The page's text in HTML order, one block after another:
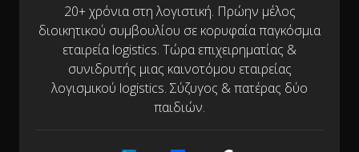
20+ χρόνια στη λογιστική. Πρώην μέλος
διοικητικού συμβουλίου σε κορυφαία παγκόσμια
εταιρεία logistics. Τώρα επιχειρηματίας &
συνιδρυτής μιας καινοτόμου εταιρείας
λογισμικού logistics. Σύζυγος & πατέρας δύο
παιδιών.